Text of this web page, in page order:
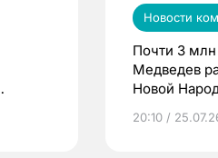
Новости
Почти 3
Медведев
Новой
20:10 /